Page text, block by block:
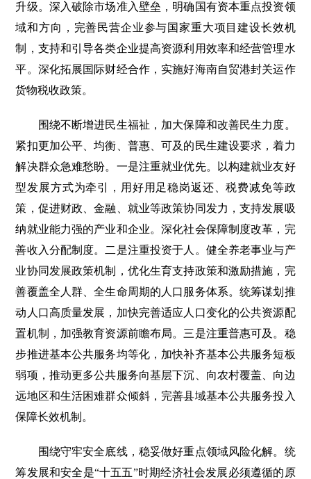
升级。深入破除市场准入壁垒，明确国有资本重点投资领
域和方向，完善民营企业参与国家重大项目建设长效机
制，支持和引导各类企业提高资源利用效率和经营管理水
平。深化拓展国际财经合作，实施好海南自贸港封关运作
货物税收政策。
围绕不断增进民生福祉，加大保障和改善民生力度。
紧扣更加公平、均衡、普惠、可及的民生建设要求，着力
解决群众急难愁盼。一是注重就业优先。以构建就业友好
型发展方式为牵引，用好用足稳岗返还、税费减免等政
策，促进财政、金融、就业等政策协同发力，支持发展吸
纳就业能力强的产业和企业。深化社会保障制度改革，完
善收入分配制度。二是注重投资于人。健全养老事业与产
业协同发展政策机制，优化生育支持政策和激励措施，完
善覆盖全人群、全生命周期的人口服务体系。统筹谋划推
动人口高质量发展，加快完善适应人口变化的公共资源配
置机制，加强教育资源前瞻布局。三是注重普惠可及。稳
步推进基本公共服务均等化，加快补齐基本公共服务短板
弱项，推动更多公共服务向基层下沉、向农村覆盖、向边
远地区和生活困难群众倾斜，完善县域基本公共服务投入
保障长效机制。
围绕守牢安全底线，稳妥做好重点领域风险化解。统
筹发展和安全是“十五五”时期经济社会发展必须遵循的原